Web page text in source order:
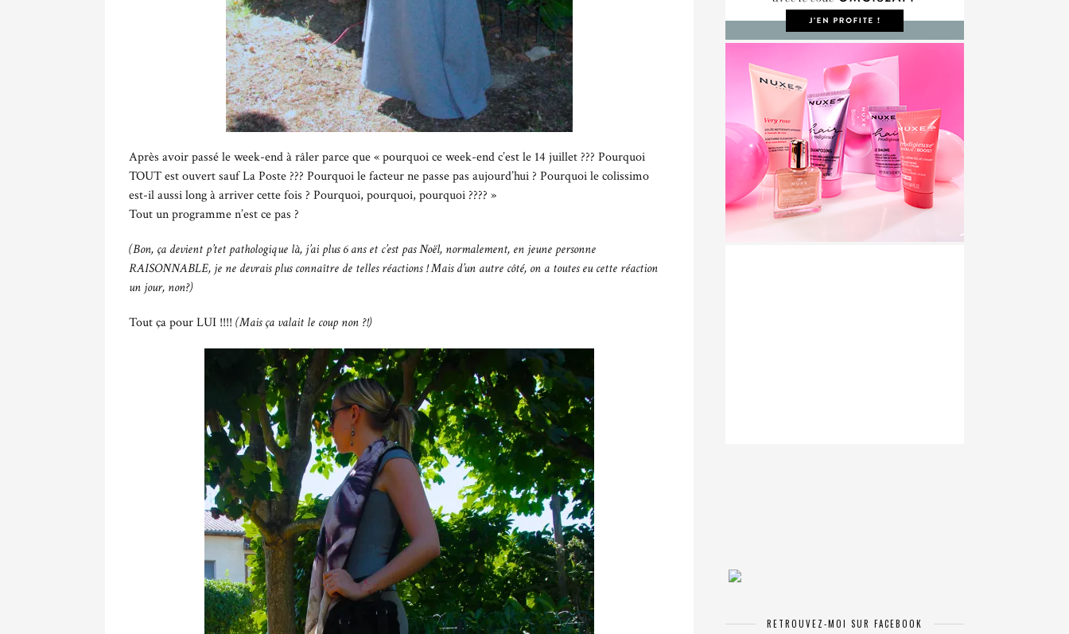
Après avoir passé le week-end à râler parce que « pourquoi ce week-end c’est le 14 juillet ??? Pourquoi
TOUT est ouvert sauf La Poste ??? Pourquoi le facteur ne passe pas aujourd’hui ? Pourquoi le colissimo
est-il aussi long à arriver cette fois ? Pourquoi, pourquoi, pourquoi ???? »
Tout un programme n’est ce pas ?
(Bon, ça devient p’tet pathologique là, j’ai plus 6 ans et c’est pas Noël, normalement, en jeune personne
RAISONNABLE, je ne devrais plus connaître de telles réactions ! Mais d’un autre côté, on a toutes eu cette réaction
un jour, non?)
Tout ça pour LUI !!!! (Mais ça valait le coup non ?!)
RETROUVEZ-MOI SUR FACEBOOK